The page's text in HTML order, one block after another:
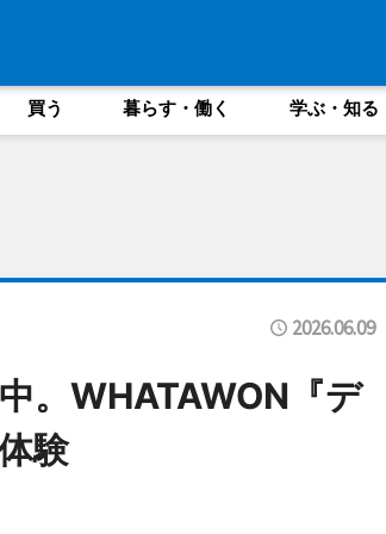
買う 暮らす・働く 学ぶ・知る
2026.06.09
。WHATAWON『デ
験